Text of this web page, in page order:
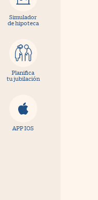
Simulador
de hipoteca
Planifica
tu jubilación
APP IOS